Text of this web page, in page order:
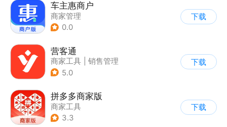
车主惠商户
商家管理
0.0
下载
营客通
商家工具
销售管理
5.0
下载
拼多多商家版
商家工具
3.3
下载